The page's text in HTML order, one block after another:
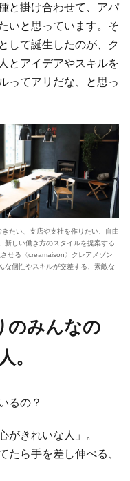
と掛け合わせて、アパ
いと思っています。そ
して誕生したのが、ク
とアイデアやスキルを
ってアリだな、と思っ
たい、支店や支社を作りたい、自由
新しい働き方のスタイルを提案する
せる〈creamaison〉クレアメゾン
な個性やスキルが交差する、素敵な
のみんなの
。
るの？
がきれいな人」。
たら手を差し伸べる、